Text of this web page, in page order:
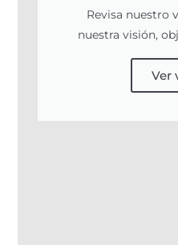
Revisa nuestro
nuestra visión,
Ver